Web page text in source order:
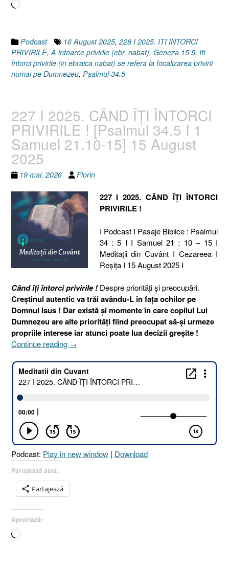
Încarc...
Podcast 16 August 2025, 228 I 2025. ITI INTORCI
PRIVIRILE, A intoarce privirile (ebr. nabat), Geneza 15.5, Iti
întorci privirile (in ebraica nabat) se refera la focalizarea privirii
numai pe Dumnezeu, Psalmul 34.5
227 I 2025. CÂND ÎȚI ÎNTORCI
PRIVIRILE ! [Psalmul 34.5 I 1
Samuel 21.10-15] 15 August
2025
19 mai, 2026 Florin
227 I 2025. CÂND ÎȚI ÎNTORCI
PRIVIRILE !
I Podcast I Pasaje Biblice : Psalmul
34 : 5 I I Samuel 21 : 10 – 15 I
Meditaţii din Cuvânt I Cezareea I
Reşiţa I 15 August 2025 I
Când îți întorci privirile ! Despre priorități și preocupări.
Creștinul autentic va trăi avându-L în fața ochilor pe
Domnul Isus ! Dar există și momente în care copilul Lui
Dumnezeu are alte priorități fiind preocupat să-și urmeze
propriile interese iar atunci poate lua decizii greșite !
Continue reading „227
2025.
CÂND
ÎȚI
!
[Psalmul
34.5
I
→
Podcast: Play in new window | Download
Partajează asta:
Partajează
Apreciază:
Încarc...